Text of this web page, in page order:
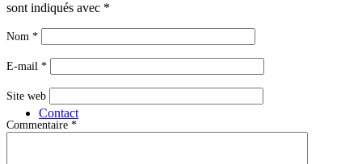
Contact
sont indiqués avec *
Nom *
E-mail *
Site web
Commentaire *